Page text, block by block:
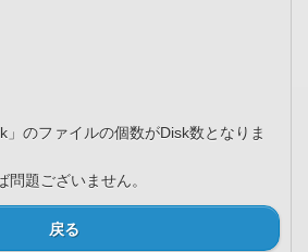
」のファイルの個数がDisk数となりま
題ございません。
戻る